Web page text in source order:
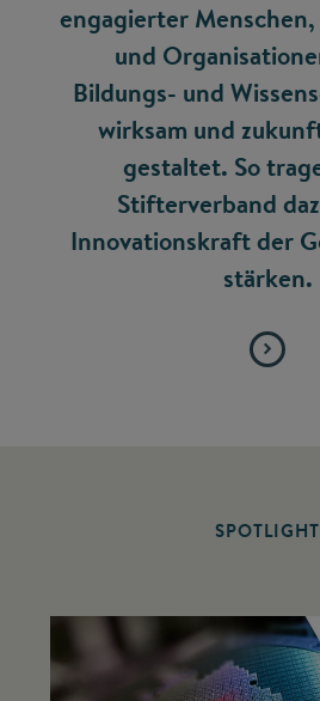
engagierter
und
Bildungs- und
wirksam und
gestaltet. So
Stifterverband
Innovationskraft der
stärken.
SPOTLIGHT